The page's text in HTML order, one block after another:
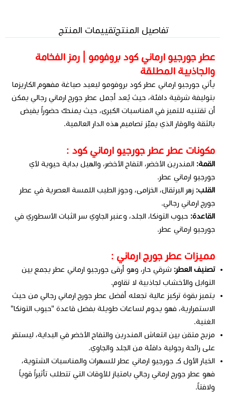
تفاصيل المنتجتقييمات المنتج
عطر جورجيو ارماني كود بروفومو | رمز الفخامة
والجاذبية المطلقة
يأتي جورجيو ارماني عطر كود بروفومو ليعيد صياغة مفهوم الكاريزما
بتوليفة شرقية دافئة، حيث يُعد أجمل عطر جورج ارماني رجالي يمكن
أن تقتنيه للتميز في المناسبات الكبرى، حيث يمنحك حضوراً يفيض
بالثقة والوقار الذي يميّز تصاميم هذه الدار العالمية.
مكونات عطر عطر جورجيو ارماني كود :
القمة: المندرين الأخضر، التفاح الأخضر، والهيل بداية حيوية لأي
جورجيو ارماني عطر.
القلب: زهر البرتقال، الخزامى، وجوز الطيب اللمسة العصرية في عطر
جورج ارماني رجالي.
القاعدة: حبوب التونكا، الجلد، وعنبر الجاوي سر الثبات الأسطوري في
جورجيو ارماني عطر.
مميزات عطر جورج ارماني :
تصنيف العطر: شرقي حار، وهو أرقى جورجيو ارماني عطر يجمع بين
التوابل والأخشاب لجاذبية لا تقاوم.
يتميز بقوة تركيز عالية تجعله أفضل عطر جورج ارماني رجالي من حيث
الاستمرارية، فهو يدوم لساعات طويلة بفضل قاعدة "حبوب التونكا"
الغنية.
مزيج متقن بين انتعاش المندرين والتفاح الأخضر في البداية، ليستقر
على رائحة رجولية دافئة من الجلد والجاوي.
الخيار الأول كـ جورجيو ارماني عطر للسهرات والمناسبات الشتوية،
فهو عطر جورج ارماني رجالي بامتياز للأوقات التي تتطلب تأثيراً قوياً
ولافتاً.